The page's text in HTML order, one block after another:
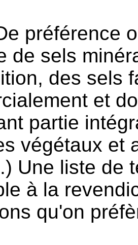
préférence
de sels
des sels
et
partie
végétaux et
Une liste de
à la
qu'on